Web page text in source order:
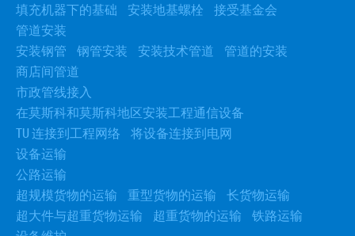
填充机器下的基础
安装地基螺栓
接受基金会
管道安装
安装钢管
钢管安装 安装技术管道
管道的安装
商店间管道
市政管线接入
在莫斯科和莫斯科地区安装工程通信设备
TU 连接到工程网络
将设备连接到电网
设备运输
公路运输
超规模货物的运输
重型货物的运输
长货物运输
超大件与超重货物运输
超重货物的运输
铁路运输